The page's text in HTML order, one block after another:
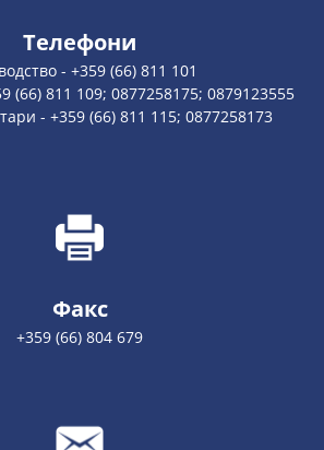
Телефони
- +359 (66) 811 101
(66) 811 109; 0877258175; 0879123555
- +359 (66) 811 115; 0877258173
Факс
+359 (66) 804 679